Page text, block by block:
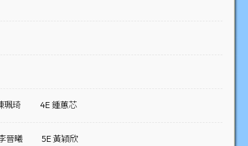
珮琦 4E 鍾蕙芯
晉曦 5E 黃穎欣